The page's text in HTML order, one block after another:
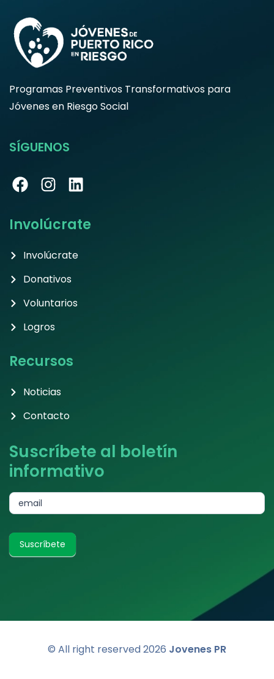
Programas Preventivos Transformativos para
Jóvenes en Riesgo Social
SÍGUENOS
Involúcrate
Involúcrate
Donativos
Voluntarios
Logros
Recursos
Noticias
Contacto
Suscríbete al boletín
informativo
subscribe
email
Suscríbete
© All right reserved2026 Jovenes PR